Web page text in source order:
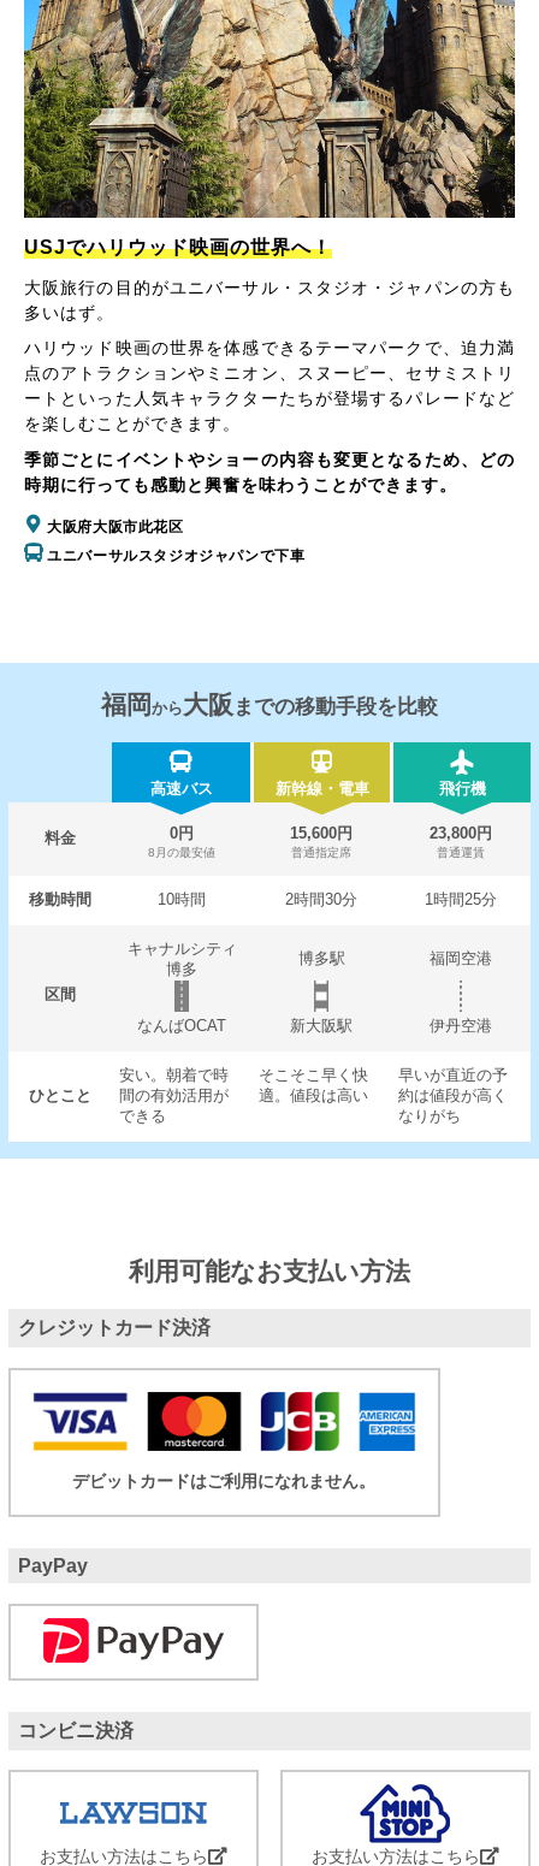
USJでハリウッド映画の世界へ！
大阪旅行の目的がユニバーサル・スタジオ・ジャパンの方も
多いはず。
ハリウッド映画の世界を体感できるテーマパークで、迫力満
点のアトラクションやミニオン、スヌーピー、セサミストリ
ートといった人気キャラクターたちが登場するパレードなど
を楽しむことができます。
季節ごとにイベントやショーの内容も変更となるため、どの
時期に行っても感動と興奮を味わうことができます。
大阪府大阪市此花区
ユニバーサルスタジオジャパンで下車
福岡 から大阪 までの移動手段を比較
高速バス 新幹線・電車 飛行機
料金 0円
8月の最安値
15,600円
普通指定席
23,800円
普通運賃
移動時間 10時間 2時間30分 1時間25分
区間
キャナルシティ
博多
博多駅 福岡空港
なんばOCAT 新大阪駅 伊丹空港
ひとこと
安い。朝着で時
間の有効活用が
できる
そこそこ早く快
適。値段は高い
早いが直近の予
約は値段が高く
なりがち
利用可能なお支払い方法
クレジットカード決済
デビットカードはご利用になれません。
PayPay
コンビニ決済
お支払い方法はこちら お支払い方法はこちら